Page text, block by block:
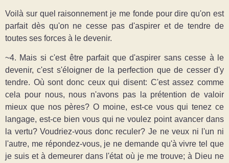
Voilà sur quel raisonnement je me fonde pour dire qu'on est
parfait dès qu'on ne cesse pas d'aspirer et de tendre de
toutes ses forces à le devenir.
~4. Mais si c'est être parfait que d'aspirer sans cesse à le
devenir, c'est s'éloigner de la perfection que de cesser d'y
tendre. Où sont donc ceux qui disent: C'est assez comme
cela pour nous, nous n'avons pas la prétention de valoir
mieux que nos pères? O moine, est-ce vous qui tenez ce
langage, est-ce bien vous qui ne voulez point avancer dans
la vertu? Voudriez-vous donc reculer? Je ne veux ni l'un ni
l'autre, me répondez-vous, je ne demande qu'à vivre tel que
je suis et à demeurer dans l'état où je me trouve; à Dieu ne